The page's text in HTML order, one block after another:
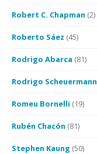
Robert C. Chapman (2)
Roberto Sáez (45)
Rodrigo Abarca (81)
Rodrigo Scheuermann
Romeu Bornelli (19)
Rubén Chacón (81)
Stephen Kaung (50)